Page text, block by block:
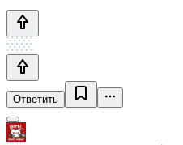
Ответить